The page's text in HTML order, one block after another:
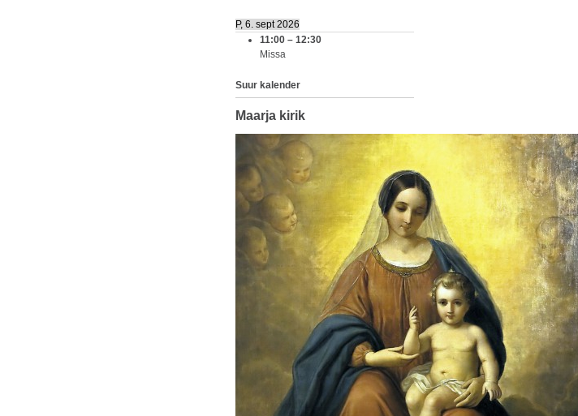
P, 6. sept 2026
11:00 – 12:30
Missa
Suur kalender
Maarja kirik